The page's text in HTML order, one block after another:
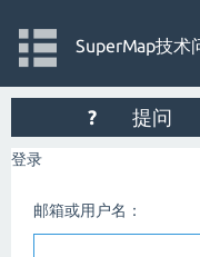
SuperMap技术
? 提问
登录
邮箱或用户名：